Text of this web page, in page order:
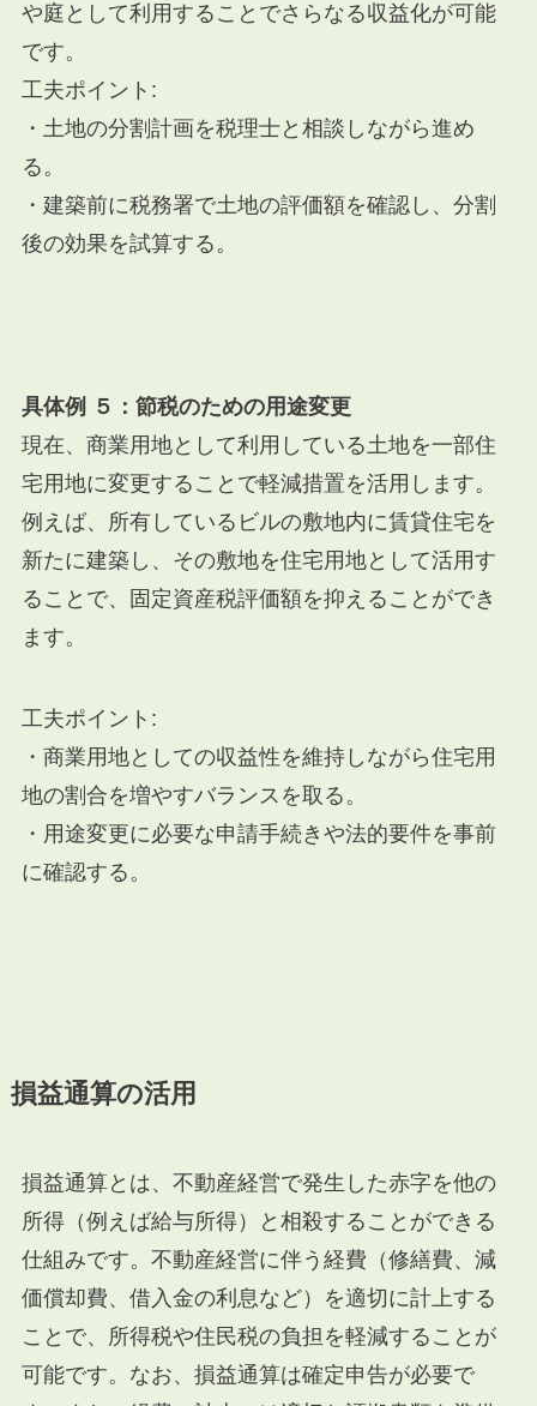
や庭として利用することでさらなる収益化が可能
です。
工夫ポイント:
・土地の分割計画を税理士と相談しながら進め
る。
・建築前に税務署で土地の評価額を確認し、分割
後の効果を試算する。
具体例 ５：節税のための用途変更
現在、商業用地として利用している土地を一部住
宅用地に変更することで軽減措置を活用します。
例えば、所有しているビルの敷地内に賃貸住宅を
新たに建築し、その敷地を住宅用地として活用す
ることで、固定資産税評価額を抑えることができ
ます。
工夫ポイント:
・商業用地としての収益性を維持しながら住宅用
地の割合を増やすバランスを取る。
・用途変更に必要な申請手続きや法的要件を事前
に確認する。
損益通算の活用
損益通算とは、不動産経営で発生した赤字を他の
所得（例えば給与所得）と相殺することができる
仕組みです。不動産経営に伴う経費（修繕費、減
価償却費、借入金の利息など）を適切に計上する
ことで、所得税や住民税の負担を軽減することが
可能です。なお、損益通算は確定申告が必要で